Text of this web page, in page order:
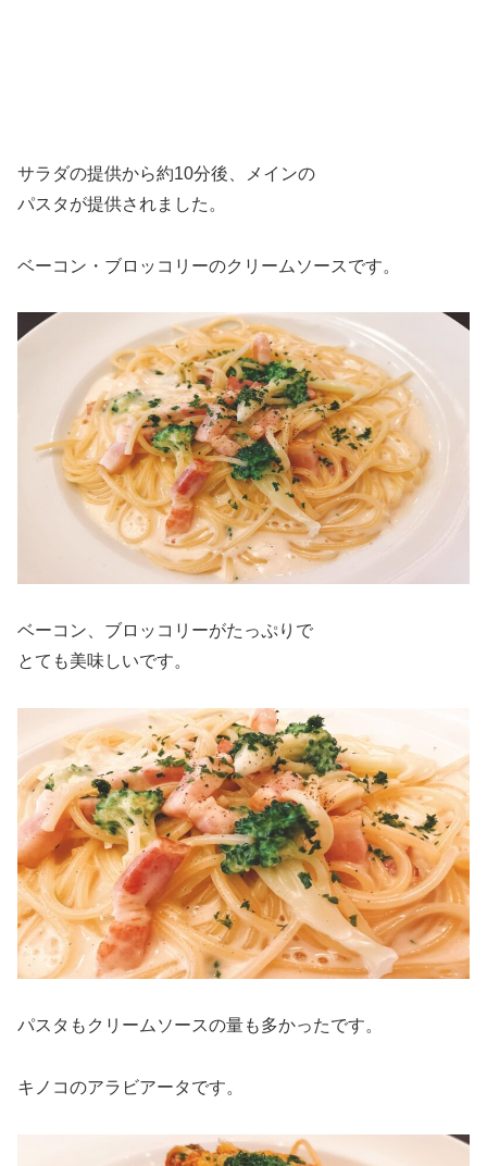
サラダの提供から約10分後、メインの
パスタが提供されました。
ベーコン・ブロッコリーのクリームソースです。
ベーコン、ブロッコリーがたっぷりで
とても美味しいです。
パスタもクリームソースの量も多かったです。
キノコのアラビアータです。